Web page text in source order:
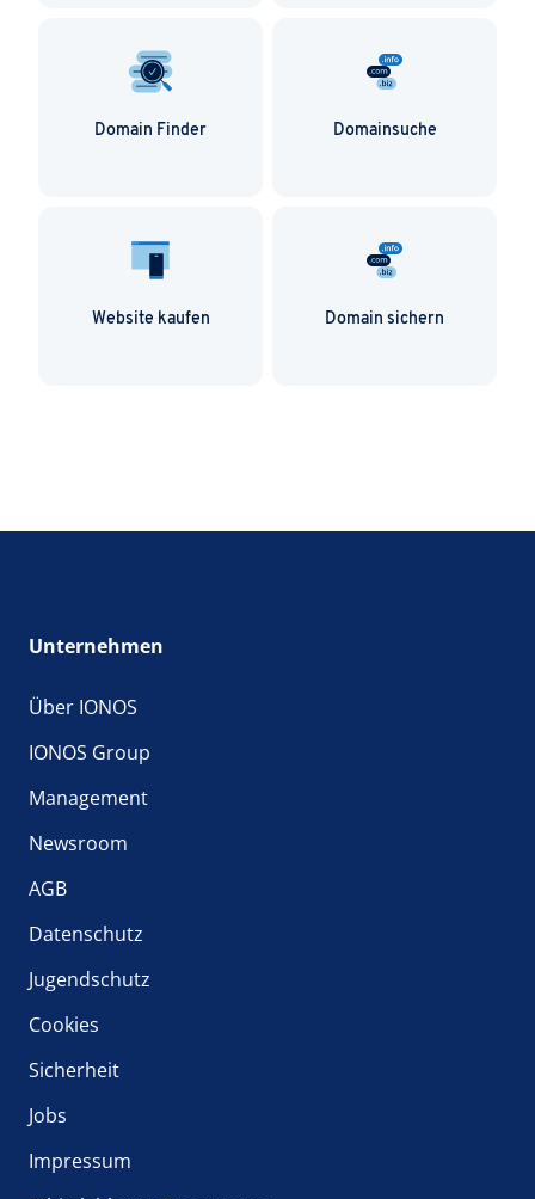
Domain Finder Domainsuche
Website kaufen Domain sichern
Unternehmen
Über IONOS
IONOS Group
Management
Newsroom
AGB
Datenschutz
Jugendschutz
Cookies
Sicherheit
Jobs
Impressum